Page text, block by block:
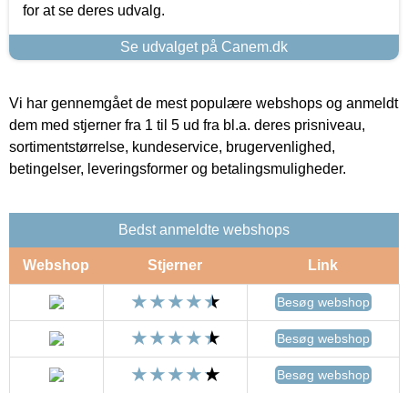
for at se deres udvalg.
Se udvalget på Canem.dk
Vi har gennemgået de mest populære webshops og anmeldt
dem med stjerner fra 1 til 5 ud fra bl.a. deres prisniveau,
sortimentstørrelse, kundeservice, brugervenlighed,
betingelser, leveringsformer og betalingsmuligheder.
Bedst anmeldte webshops
Webshop Stjerner Link
Besøg webshop
Besøg webshop
Besøg webshop